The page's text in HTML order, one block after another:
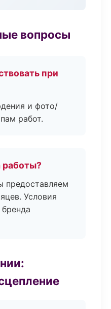
вопросы
при
и фото/
работ.
работы?
предоставляем
Условия
бренда